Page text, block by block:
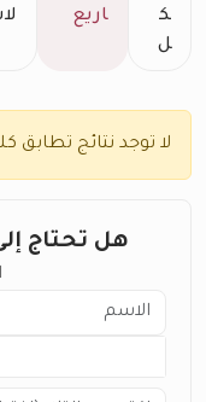
ك
ل
اريع
لا توجد نتائج تطابق
هل تحتاج